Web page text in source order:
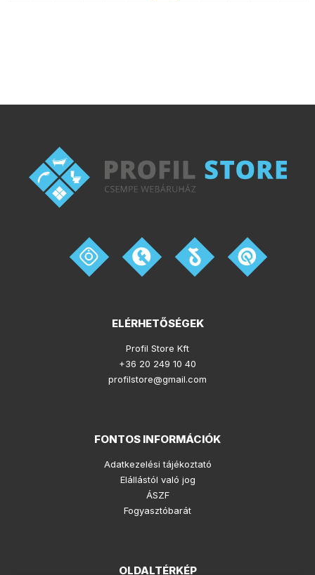
ELÉRHETŐSÉGEK
Profil Store Kft
+36 20 249 10 40
profilstore@gmail.com
FONTOS INFORMÁCIÓK
Adatkezelési tájékoztató
Elállástól való jog
ÁSZF
Fogyasztóbarát
OLDALTÉRKÉP